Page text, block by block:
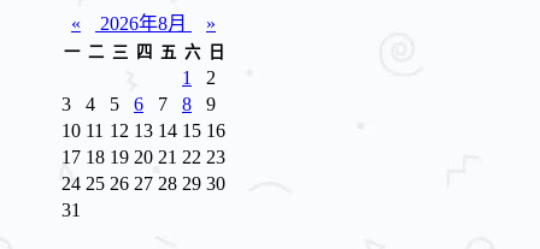
« 2026年8月 »
一 二 三 四 五 六 日
1
2
3
4 5 6 7 8
9
10 11 12 13 14 15 16
17 18 19 20 21 22 23
24 25 26 27 28 29 30
31